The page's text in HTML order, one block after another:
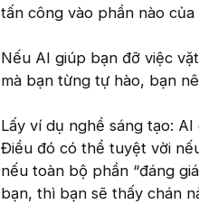
tấn công vào phần nào
Nếu AI giúp bạn đỡ việc
mà bạn từng tự hào, bạn
Lấy ví dụ nghề sáng tạo:
Điều đó có thể tuyệt vời
nếu toàn bộ phần “đáng
bạn, thì bạn sẽ thấy chán